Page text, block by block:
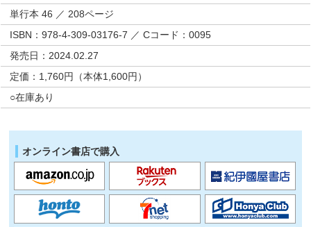
単行本 46 ／ 208ページ
ISBN：978-4-309-03176-7 ／ Cコード：0095
発売日：2024.02.27
定価：1,760円（本体1,600円）
○在庫あり
オンライン書店で購入